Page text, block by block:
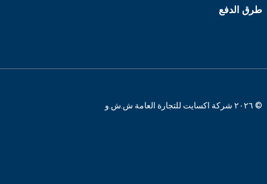
طرق الدفع
© ٢٠٢٦ شركة اكسايت للتجارة العامة ش.ش.و